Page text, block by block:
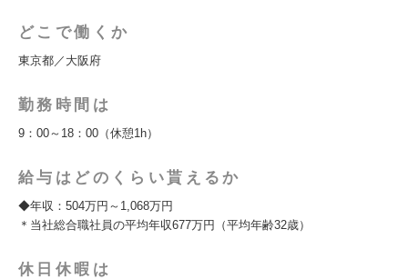
どこで働くか
東京都／大阪府
勤務時間は
9：00～18：00（休憩1h）
給与はどのくらい貰えるか
◆年収：504万円～1,068万円
＊当社総合職社員の平均年収677万円（平均年齢32歳）
休日休暇は